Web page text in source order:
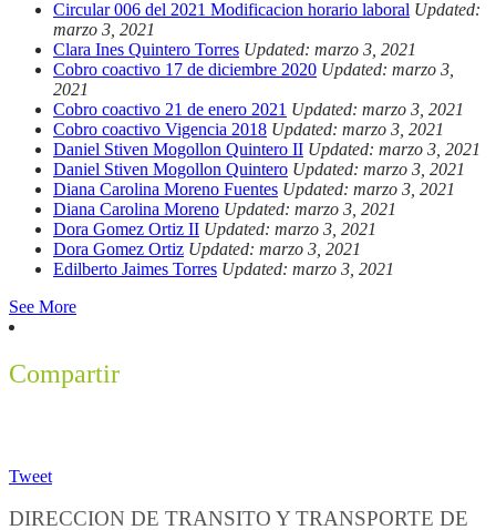
Circular 006 del 2021 Modificacion horario laboral Updated:
marzo 3, 2021
Clara Ines Quintero Torres Updated: marzo 3, 2021
Cobro coactivo 17 de diciembre 2020 Updated: marzo 3,
2021
Cobro coactivo 21 de enero 2021 Updated: marzo 3, 2021
Cobro coactivo Vigencia 2018 Updated: marzo 3, 2021
Daniel Stiven Mogollon Quintero II Updated: marzo 3, 2021
Daniel Stiven Mogollon Quintero Updated: marzo 3, 2021
Diana Carolina Moreno Fuentes Updated: marzo 3, 2021
Diana Carolina Moreno Updated: marzo 3, 2021
Dora Gomez Ortiz II Updated: marzo 3, 2021
Dora Gomez Ortiz Updated: marzo 3, 2021
Edilberto Jaimes Torres Updated: marzo 3, 2021
See More
Compartir
Tweet
DIRECCION DE TRANSITO Y TRANSPORTE DE